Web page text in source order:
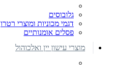
גלובוסים
דגמי מכוניות ומוצרי רטרו
פסלים אומנותיים
מוצרי עישון יין ואלכוהול